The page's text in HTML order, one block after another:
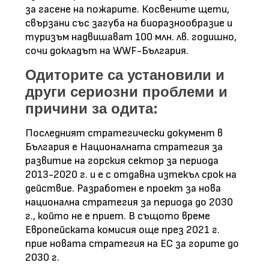
за гасене на пожарите. Косвените щети,
свързани със загуба на биоразнообразие и
туризъм надвишават 100 млн. лв. годишно,
сочи докладът на WWF-България.
Одиторите са установили и
други сериозни проблеми и
причини за одита:
Последният стратегически документ в
България е Националната стратегия за
развитие на горския сектор за периода
2013-2020 г. и е с отдавна изтекъл срок на
действие. Разработен е проект за нова
национална стратегия за периода до 2030
г., който не е приет. В същото време
Европейската комисия още през 2021 г.
прие новата стратегия на ЕС за горите до
2030 г.